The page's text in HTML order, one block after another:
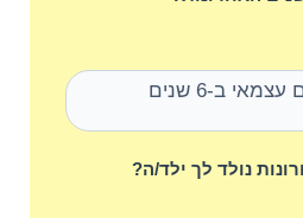
הייתי גם שכיר וגם עצמאי ב-6 שנים